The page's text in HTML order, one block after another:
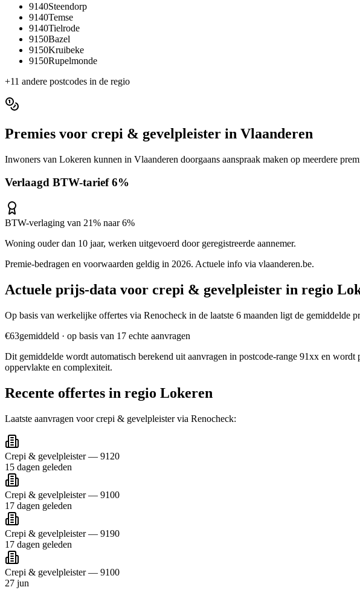
9140Steendorp
9140Temse
9140Tielrode
9150Bazel
9150Kruibeke
9150Rupelmonde
+11 andere postcodes in de regio
Premies voor crepi & gevelpleister in Vlaanderen
Inwoners van Lokeren kunnen in Vlaanderen doorgaans aanspraak maken op meerdere
Verlaagd BTW-tarief 6%
BTW-verlaging van 21% naar 6%
Woning ouder dan 10 jaar, werken uitgevoerd door geregistreerde aannemer.
Premie-bedragen en voorwaarden geldig in 2026. Actuele info via vlaanderen.be.
Actuele prijs-data voor crepi & gevelpleister in regio
Op basis van werkelijke offertes via Renocheck in de laatste 6 maanden ligt de gemiddelde
€63gemiddeld · op basis van 17 echte aanvragen
Dit gemiddelde wordt automatisch berekend uit aanvragen in postcode-range 91xx en wordt
oppervlakte en complexiteit.
Recente offertes in regio Lokeren
Laatste aanvragen voorcrepi & gevelpleistervia Renocheck:
Crepi & gevelpleister— 9120
15 dagen geleden
Crepi & gevelpleister— 9100
17 dagen geleden
Crepi & gevelpleister— 9190
17 dagen geleden
Crepi & gevelpleister— 9100
27 jun